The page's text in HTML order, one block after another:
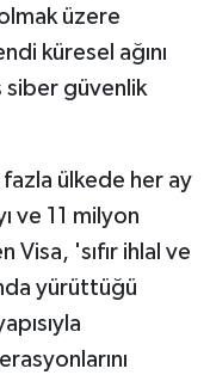
üzere
küresel ağını
siber güvenlik
ülkede her ay
ve 11 milyon
Visa, 'sıfır ihlal ve
yürüttüğü